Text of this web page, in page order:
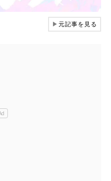
▶元記事を見る